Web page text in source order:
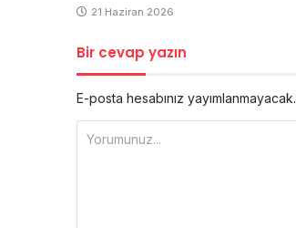
21 Haziran 2026
Bir cevap yazın
E-posta hesabınız yayımlanmayacak.